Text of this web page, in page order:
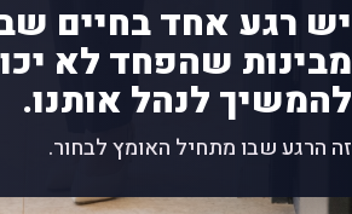
יש רגע אחד בחיים
מבינות שהפחד לא
להמשיך לנהל אותנו.
זה הרגע שבו מתחיל האומץ לבחור.